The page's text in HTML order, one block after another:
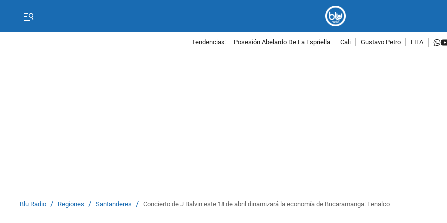
Tendencias: Posesión Abelardo De La Espriella Cali Gustavo Petro FIFA
Blu Radio / Regiones / Santanderes / Concierto de J Balvin este 18 de abril dinamizará la economía de Bucaramanga: Fenalco